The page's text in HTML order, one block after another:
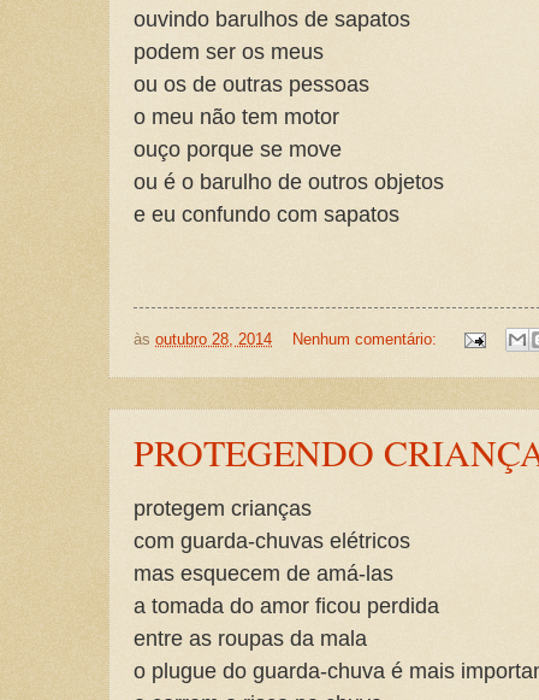
ouvindo barulhos de sapatos
podem ser os meus
ou os de outras pessoas
o meu não tem motor
ouço porque se move
ou é o barulho de outros objetos
e eu confundo com sapatos
às outubro 28, 2014 Nenhum comentário:
PROTEGENDO
protegem crianças
com guarda-chuvas elétricos
mas esquecem de amá-las
a tomada do amor ficou perdida
entre as roupas da mala
o plugue do guarda-chuva é mais